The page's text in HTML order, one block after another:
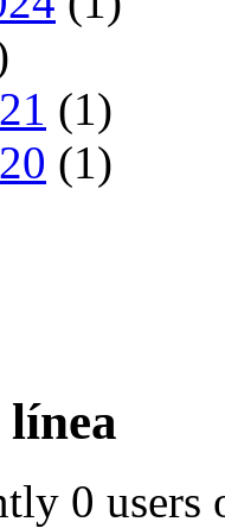
(1)
(1)
línea
0 users